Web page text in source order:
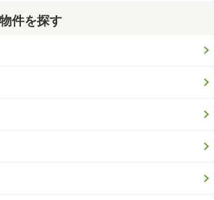
件を探す